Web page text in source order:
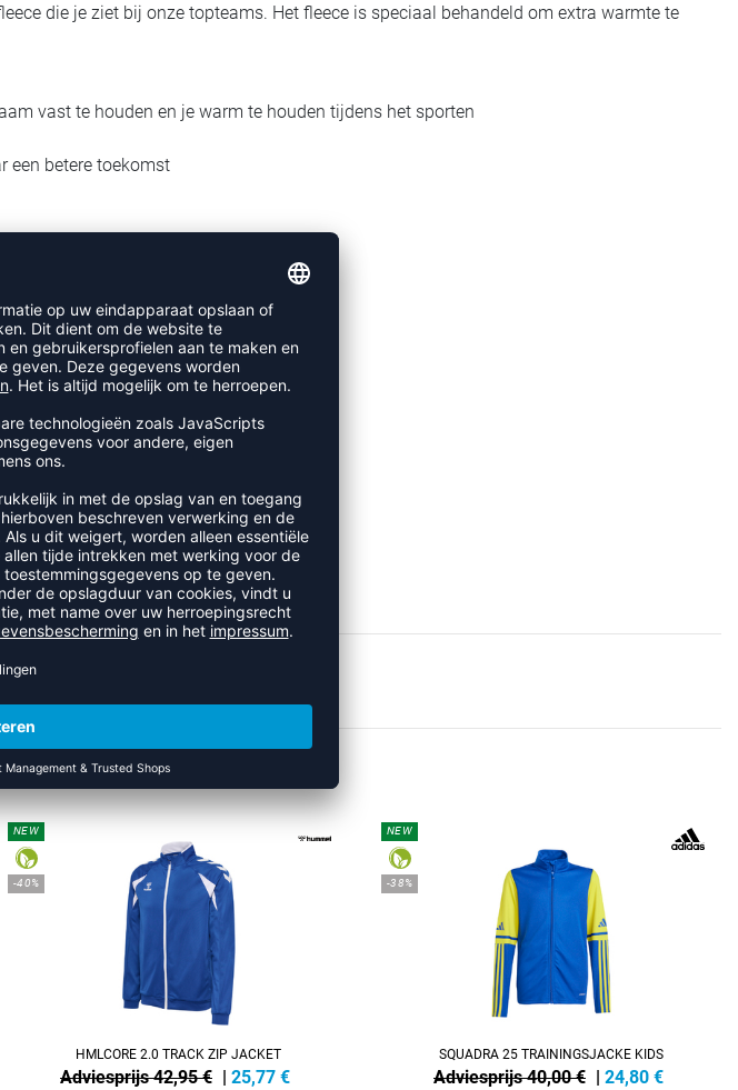
die je ziet bij onze topteams. Het fleece is speciaal behandeld om extra warmte te
vast te houden en je warm te houden tijdens het sporten
een betere toekomst
TRAININGSJACKS
NEW
-40%
HMLCORE 2.0 TRACK ZIP JACKET
Adviesprijs 42,95 € | 25,77 €
NEW
-38%
SQUADRA 25 TRAININGSJACKE KIDS
Adviesprijs 40,00 € | 24,80 €